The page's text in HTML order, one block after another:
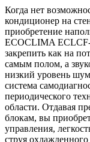
Когда нет
кондиционер на
приобретение
ECOCLIMA
закрепить как на
самым полом, а
низкий уровень
система
периодического
области. Отдавая
блокам, вы
управления,
струя